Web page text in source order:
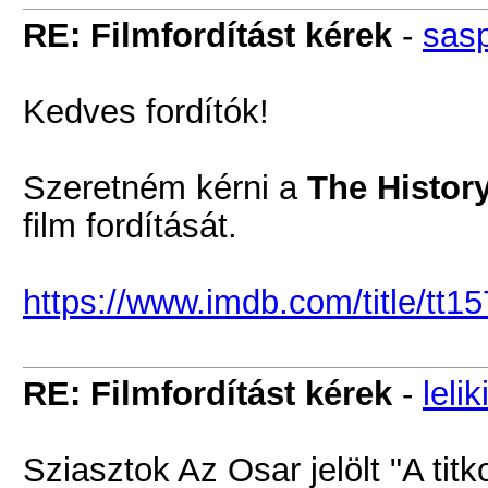
RE: Filmfordítást kérek -
Kedves fordítók!
Szeretném kérni a The
film fordítását.
https://www.imdb.com/title/
RE: Filmfordítást kérek - leliki
Sziasztok Az Osar jelölt "A